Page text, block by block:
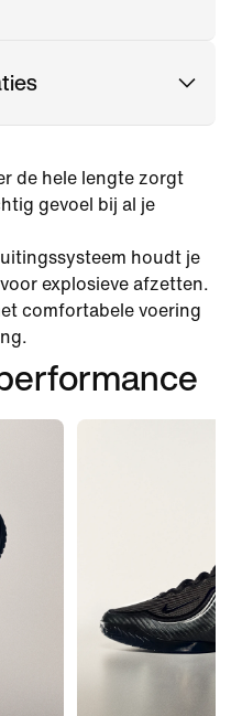
de hele lengte zorgt
gevoel bij al je
houdt je
explosieve afzetten.
comfortabele voering